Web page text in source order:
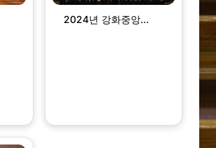
2024년 강화중앙...